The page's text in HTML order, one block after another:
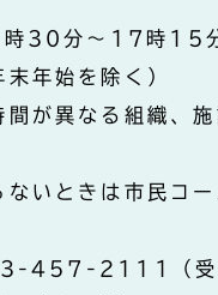
30分～17時15
末年始を除く）
が異なる組織、施
ないときは市民コー
457-2111（受